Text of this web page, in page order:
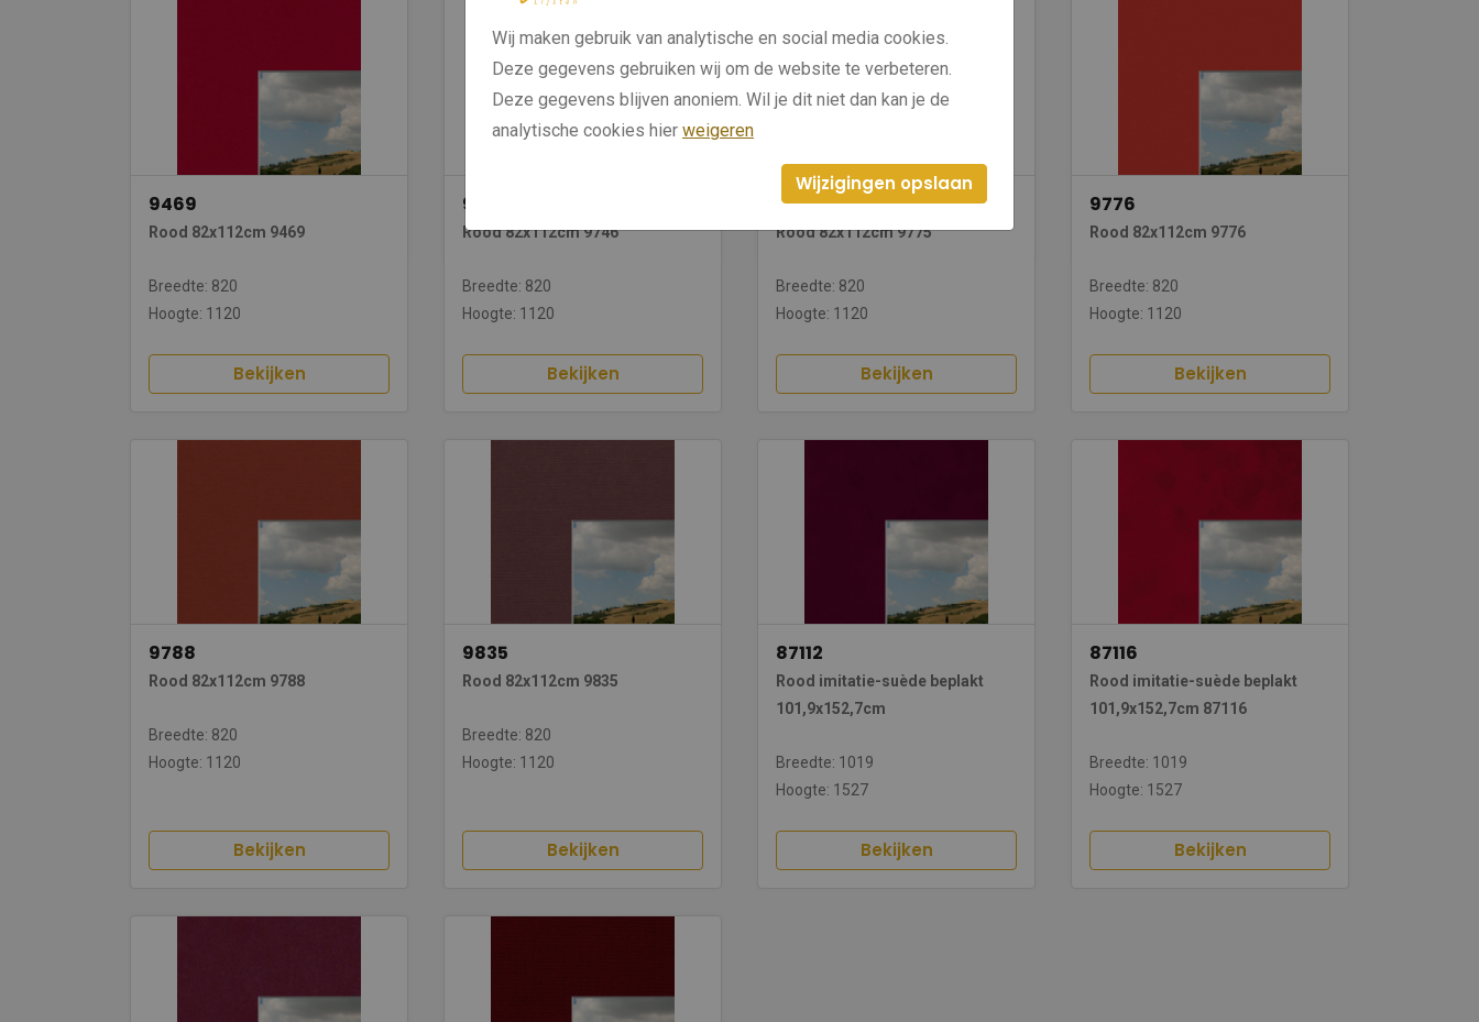
9469
Rood 82x112cm 9469
Breedte: 820
Hoogte: 1120
Bekijken
9746
Rood 82x112cm 9746
Breedte: 820
Hoogte: 1120
Bekijken
9775
Rood 82x112cm 9775
Breedte: 820
Hoogte: 1120
Bekijken
9776
Rood 82x112cm 9776
Breedte: 820
Hoogte: 1120
Bekijken
9788
Rood 82x112cm 9788
Breedte: 820
Hoogte: 1120
Bekijken
9835
Rood 82x112cm 9835
Breedte: 820
Hoogte: 1120
Bekijken
87112
Rood imitatie-suède beplakt
101,9x152,7cm
Breedte: 1019
Hoogte: 1527
Bekijken
87116
Rood imitatie-suède beplakt
101,9x152,7cm 87116
Breedte: 1019
Hoogte: 1527
Bekijken
Wij maken gebruik van analytische en social media cookies.
Deze gegevens gebruiken wij om de website te verbeteren.
Deze gegevens blijven anoniem. Wil je dit niet dan kan je de
analytische cookies hier weigeren
Wijzigingen opslaan